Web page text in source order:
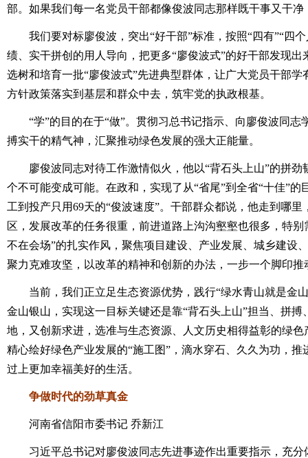
部。如果我们每一名党员干部都像俊波同志那样既干事又干
我们要对标廖俊波，突出“好干部”标准，按照“四有”“四个
绩、实干拼创的用人导向，把更多“廖俊波式”的好干部发现
选树和培育一批“廖俊波式”先进典型群体，让广大党员干部
方针政策落实到基层和群众中去，筑牢党的执政根基。
“学”的目的在于“做”。贯彻习总书记指示、向廖俊波同志
搏实干的精气神，汇聚推动绿色发展的强大正能量。
廖俊波同志对待工作激情似火，他以“背石头上山”的拼劲
个不可能变成可能。在政和，实现了从“省尾”到全省“十佳”
工到投产只用69天的“俊波速度”。干部群众都说，他走到哪
区，发展改革的任务很重，前进道路上沟沟壑壑也很多，特
不在会场”的扎实作风，聚焦项目建设、产业发展、城乡建设
聚力克难攻坚，以改革的精神和创新的办法，一步一个脚印推
当前，我们正立足生态资源优势，践行“绿水青山就是金
金山银山，实现这一目标关键还是靠“背石头上山”担当、拼
地，又创新求进，选准与生态资源、人文历史相得益彰的绿
精心绘好绿色产业发展的“施工图”，滴水穿石、久久为功，
过上更加幸福美好的生活。
争做时代的劲草真金
河南省信阳市委书记 乔新江
习近平总书记对廖俊波同志先进事迹作出重要指示，充分